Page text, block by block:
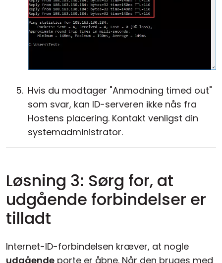
Hvis du modtager "Anmodning timed out"
som svar, kan ID-serveren ikke nås fra
Hostens placering. Kontakt venligst din
systemadministrator.
Løsning 3: Sørg for, at
udgående forbindelser er
tilladt
Internet-ID-forbindelsen kræver, at nogle
udgående porte er åbne. Når den bruges med